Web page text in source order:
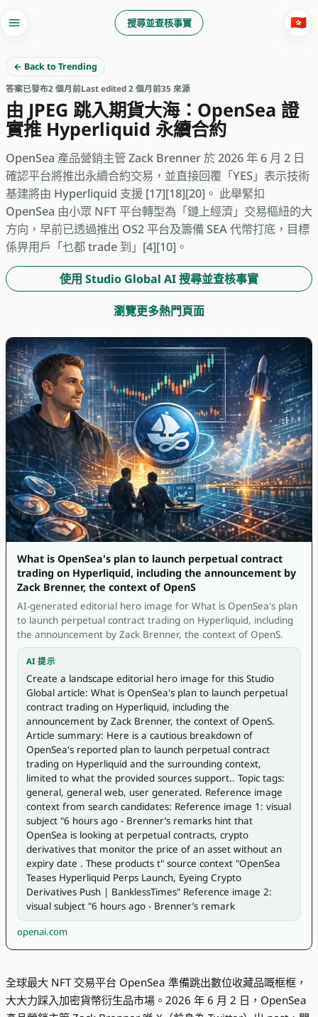
搜尋並查核事實 🇭🇰
← Back to Trending
答案已發布2 個月前Last edited 2 個月前35 來源
由 JPEG 跳入期貨大海：OpenSea 證
實推 Hyperliquid 永續合約
OpenSea 產品營銷主管 Zack Brenner 於 2026 年 6 月 2 日
確認平台將推出永續合約交易，並直接回覆「YES」表示技術
基建將由 Hyperliquid 支援 [17][18][20]。 此舉緊扣
OpenSea 由小眾 NFT 平台轉型為「鏈上經濟」交易樞紐的大
方向，早前已透過推出 OS2 平台及籌備 SEA 代幣打底，目標
係畀用戶「乜都 trade 到」[4][10]。
使用 Studio Global AI 搜尋並查核事實
瀏覽更多熱門頁面
What is OpenSea's plan to launch perpetual contract
trading on Hyperliquid, including the announcement by
Zack Brenner, the context of OpenS
AI-generated editorial hero image for What is OpenSea's plan
to launch perpetual contract trading on Hyperliquid, including
the announcement by Zack Brenner, the context of OpenS.
AI 提示
Create a landscape editorial hero image for this Studio
Global article: What is OpenSea's plan to launch perpetual
contract trading on Hyperliquid, including the
announcement by Zack Brenner, the context of OpenS.
Article summary: Here is a cautious breakdown of
OpenSea's reported plan to launch perpetual contract
trading on Hyperliquid and the surrounding context,
limited to what the provided sources support.. Topic tags:
general, general web, user generated. Reference image
context from search candidates: Reference image 1: visual
subject "6 hours ago - Brenner’s remarks hint that
OpenSea is looking at perpetual contracts, crypto
derivatives that monitor the price of an asset without an
expiry date . These products t" source context "OpenSea
Teases Hyperliquid Perps Launch, Eyeing Crypto
Derivatives Push | BanklessTimes" Reference image 2:
visual subject "6 hours ago - Brenner’s remark
openai.com
全球最大 NFT 交易平台 OpenSea 準備跳出數位收藏品嘅框框，
大大力踩入加密貨幣衍生品市場。2026 年 6 月 2 日，OpenSea